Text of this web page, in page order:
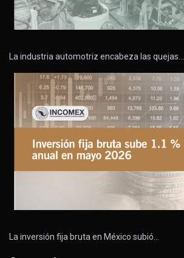
La industria automotriz encabeza las quejas…
La inversión fija bruta en México subió…